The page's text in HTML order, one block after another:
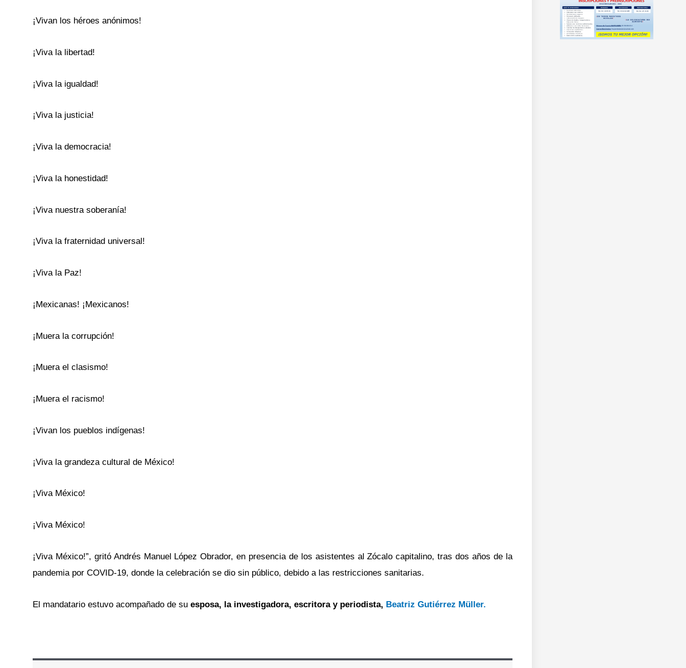
¡Vivan los héroes anónimos!
¡Viva la libertad!
¡Viva la igualdad!
¡Viva la justicia!
¡Viva la democracia!
¡Viva la honestidad!
¡Viva nuestra soberanía!
¡Viva la fraternidad universal!
¡Viva la Paz!
¡Mexicanas! ¡Mexicanos!
¡Muera la corrupción!
¡Muera el clasismo!
¡Muera el racismo!
¡Vivan los pueblos indígenas!
¡Viva la grandeza cultural de México!
¡Viva México!
¡Viva México!
¡Viva México!”, gritó Andrés Manuel López Obrador, en presencia de los asistentes al Zócalo capitalino, tras dos años de la
pandemia por COVID-19, donde la celebración se dio sin público, debido a las restricciones sanitarias.
El mandatario estuvo acompañado de su esposa, la investigadora, escritora y periodista, Beatriz Gutiérrez Müller.